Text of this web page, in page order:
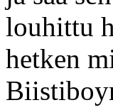
louhittu
hetken